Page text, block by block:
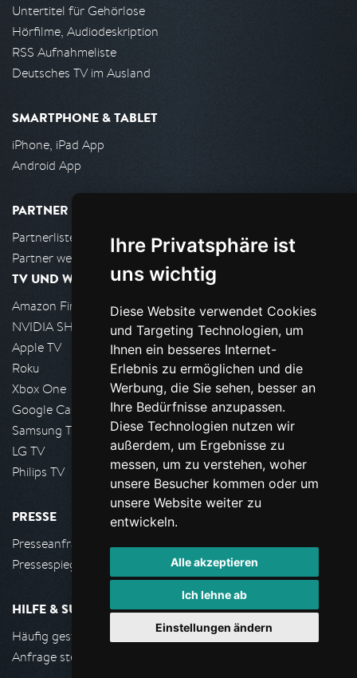
Ihre Privatsphäre ist
uns wichtig
Diese Website verwendet Cookies
und Targeting Technologien, um
Ihnen ein besseres Internet-
Erlebnis zu ermöglichen und die
Werbung, die Sie sehen, besser an
Ihre Bedürfnisse anzupassen.
Diese Technologien nutzen wir
außerdem, um Ergebnisse zu
messen, um zu verstehen, woher
unsere Besucher kommen oder um
unsere Website weiter zu
entwickeln.
Alle akzeptieren
Ich lehne ab
Einstellungen ändern
Untertitel für Gehörlose
Hörfilme, Audiodeskription
RSS Aufnahmeliste
Deutsches TV im Ausland
SMARTPHONE & TABLET
iPhone, iPad App
Android App
PARTNER
Partnerliste
Partner werden
TV UND WOHNZIMMER
Amazon FireTV
NVIDIA SHIELD, Google TV
Apple TV
Roku
Xbox One
Google Cast
Samsung TV
LG TV
Philips TV
PRESSE
Presseanfrage stellen
Pressespiegel
HILFE & SUPPORT
Häufig gestellte Fragen
Anfrage stellen